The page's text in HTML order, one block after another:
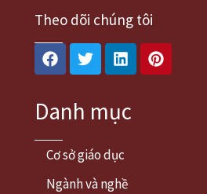
Theo dõi chúng tôi
FacebookTwitterLinkedinPinterest
Danh mục
Cơ sở giáo dục
Ngành và nghề